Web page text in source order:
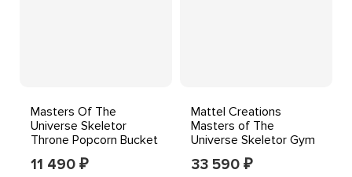
Masters Of The
Universe Skeletor
Throne Popcorn Bucket
NEW 2026 HeMan
11 490 ₽
Mattel Creations
Masters of The
Universe Skeletor Gym
Bro, 2026 SDCC
Exclusive
33 590 ₽